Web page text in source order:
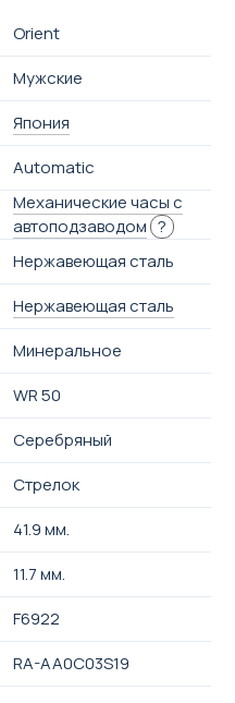
Orient
Мужские
Япония
Automatic
Механические часы с
автоподзаводом ?
Нержавеющая сталь
Нержавеющая сталь
Минеральное
WR 50
Серебряный
Стрелок
41.9 мм.
11.7 мм.
F6922
RA-AA0C03S19